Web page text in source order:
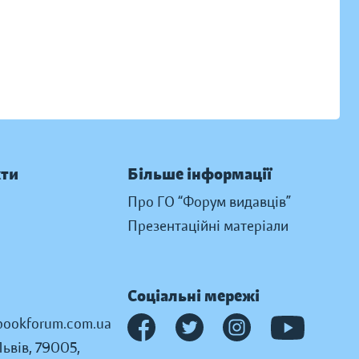
Більше інформації
Про ГО “Форум видавців”
Презентаційні матеріали
79005,
Соціальні мережі